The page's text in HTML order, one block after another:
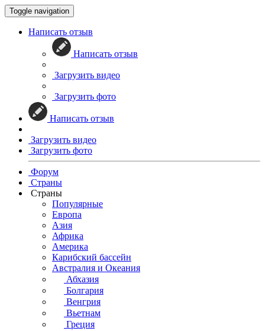
Toggle navigation
Написать отзыв
Написать отзыв
Загрузить видео
Загрузить фото
Написать отзыв
Загрузить видео
Загрузить фото
Форум
Страны
Страны
Популярные
Европа
Азия
Африка
Америка
Карибский бассейн
Австралия и Океания
Абхазия
Болгария
Венгрия
Вьетнам
Греция